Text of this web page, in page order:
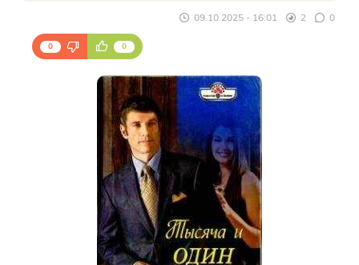
09.10.2025 - 16:01 2 0
0 0